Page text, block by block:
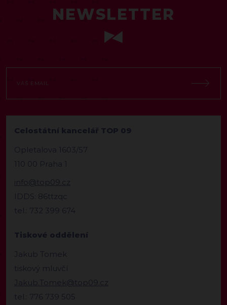
NEWSLETTER
Celostátní kancelář TOP 09
Opletalova 1603/57
110 00 Praha 1
info@top09.cz
IDDS: 86ttzqc
tel.: 732 399 674
Tiskové oddělení
Jakub Tomek
tiskový mluvčí
Jakub.Tomek@top09.cz
tel.: 776 739 505